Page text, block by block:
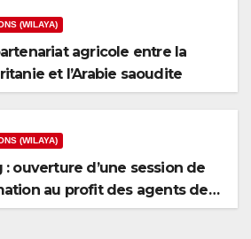
(WILAYA)
agricole entre la
et l’Arabie saoudite
(WILAYA)
: ouverture d’une session de
au profit des agents de
et des caissiers de